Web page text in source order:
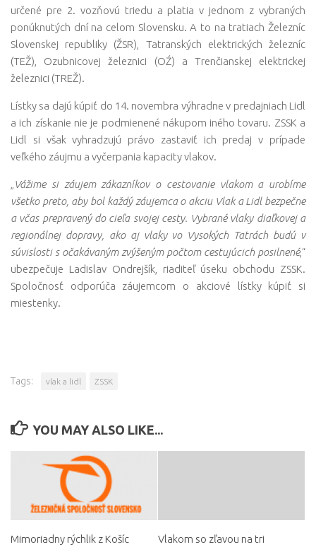
určené pre 2. vozňovú triedu a platia v jednom z vybraných
ponúknutých dní na celom Slovensku. A to na tratiach Železníc
Slovenskej republiky (ŽSR), Tatranských elektrických železníc
(TEŽ), Ozubnicovej železnici (OŹ) a Trenčianskej elektrickej
železnici (TREŽ).
Lístky sa dajú kúpiť do 14. novembra výhradne v predajniach Lidl
a ich získanie nie je podmienené nákupom iného tovaru. ZSSK a
Lidl si však vyhradzujú právo zastaviť ich predaj v prípade
veľkého záujmu a vyčerpania kapacity vlakov.
Vážime si záujem zákazníkov o cestovanie vlakom a urobíme
všetko preto, aby bol každý záujemca o akciu Vlak a Lidl bezpečne
a včas prepravený do cieľa svojej cesty. Vybrané vlaky diaľkovej a
regionálnej dopravy, ako aj vlaky vo Vysokých Tatrách budú v
súvislosti s očakávaným zvýšeným počtom cestujúcich posilnené,“
ubezpečuje Ladislav Ondrejšík, riaditeľ úseku obchodu ZSSK.
Spoločnosť odporúča záujemcom o akciové lístky kúpiť si
miestenky.
Tags: vlak a lidl ZSSK
YOU MAY ALSO LIKE...
Mimoriadny rýchlik z Košíc
Vlakom so zľavou na tri